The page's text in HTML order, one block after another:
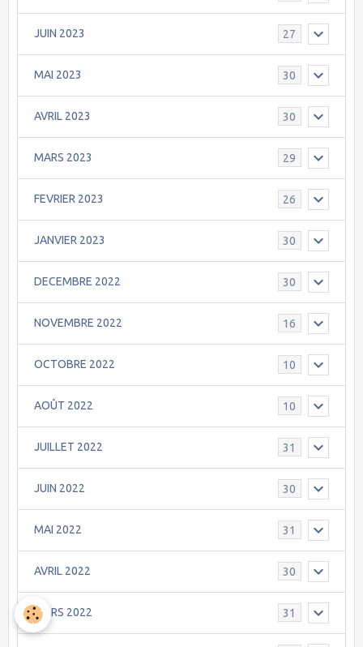
JUIN 2023 27
MAI 2023 30
AVRIL 2023 30
MARS 2023 29
FEVRIER 2023 26
JANVIER 2023 30
DECEMBRE 2022 30
NOVEMBRE 2022 16
OCTOBRE 2022 10
AOÛT 2022 10
JUILLET 2022 31
JUIN 2022 30
MAI 2022 31
AVRIL 2022 30
MARS 2022 31